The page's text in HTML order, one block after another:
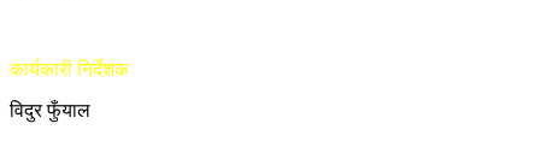
कार्यकारी निर्देशक
विदुर फुँयाल